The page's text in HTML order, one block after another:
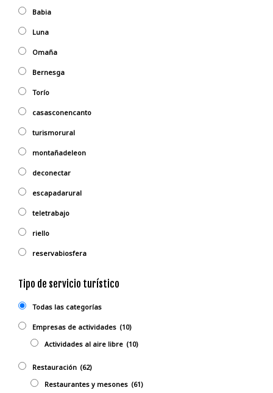
Babia
Luna
Omaña
Bernesga
Torío
casasconencanto
turismorural
montañadeleon
deconectar
escapadarural
teletrabajo
riello
reservabiosfera
Tipo de servicio turístico
Todas las categorías
Empresas de actividades (10)
Actividades al aire libre (10)
Restauración (62)
Restaurantes y mesones (61)